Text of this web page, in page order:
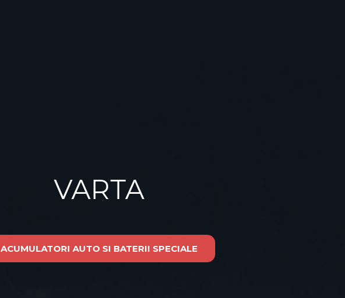
VARTA
ACUMULATORI AUTO SI BATERII SPECIALE